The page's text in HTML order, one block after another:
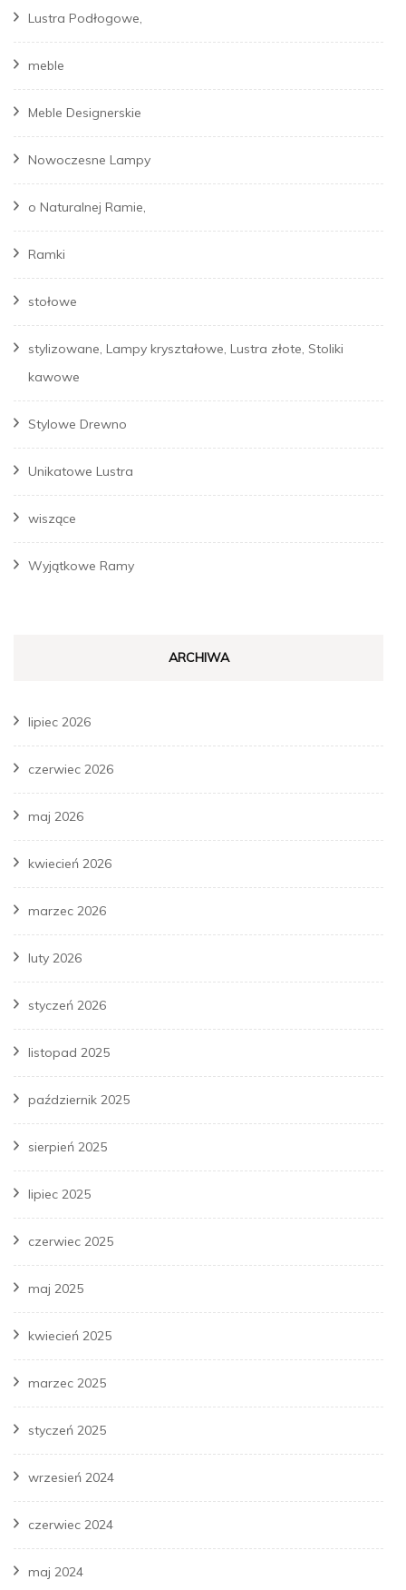
Lustra Podłogowe,
meble
Meble Designerskie
Nowoczesne Lampy
o Naturalnej Ramie,
Ramki
stołowe
stylizowane, Lampy kryształowe, Lustra złote, Stoliki
kawowe
Stylowe Drewno
Unikatowe Lustra
wiszące
Wyjątkowe Ramy
ARCHIWA
lipiec 2026
czerwiec 2026
maj 2026
kwiecień 2026
marzec 2026
luty 2026
styczeń 2026
listopad 2025
październik 2025
sierpień 2025
lipiec 2025
czerwiec 2025
maj 2025
kwiecień 2025
marzec 2025
styczeń 2025
wrzesień 2024
czerwiec 2024
maj 2024